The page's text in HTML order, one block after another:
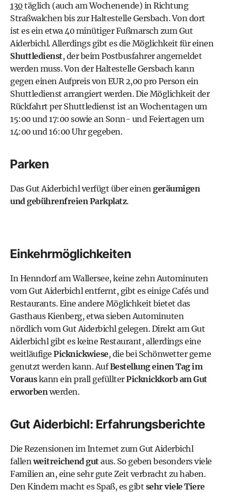
130täglich (auch am Wochenende) in Richtung
Straßwalchen bis zur Haltestelle Gersbach. Von dort
ist es ein etwa 40 minütiger Fußmarsch zum Gut
Aiderbichl. Allerdings gibt es die Möglichkeit für einen
Shuttledienst, der beim Postbusfahrer angemeldet
werden muss. Von der Haltestelle Gersbach kann
gegen einen Aufpreis von EUR 2,00 pro Person ein
Shuttledienst arrangiert werden. Die Möglichkeit der
Rückfahrt per Shuttledienst ist an Wochentagen um
15:00 und 17:00 sowie an Sonn- und Feiertagen um
14:00 und 16:00 Uhr gegeben.
Parken
Das Gut Aiderbichl verfügt über einengeräumigen
und gebührenfreien Parkplatz.
Einkehrmöglichkeiten
In Henndorf am Wallersee, keine zehn Autominuten
vom Gut Aiderbichl entfernt, gibt es einige Cafés und
Restaurants. Eine andere Möglichkeit bietet das
Gasthaus Kienberg, etwa sieben Autominuten
nördlich vom Gut Aiderbichl gelegen. Direkt am Gut
Aiderbichl gibt es keine Restaurant, allerdings eine
weitläufige Picknickwiese, die bei Schönwetter gerne
genutzt werden kann. AufBestellung einen Tag im
Vorauskann ein prall gefüllterPicknickkorb am Gut
erworbenwerden.
Gut Aiderbichl: Erfahrungsberichte
Die Rezensionen im Internet zum Gut Aiderbichl
fallenweitreichend gutaus. So geben besonders viele
Familien an, eine sehr gute Zeit verbracht zu haben.
Den Kindern macht es Spaß, es gibt sehr viele Tiere